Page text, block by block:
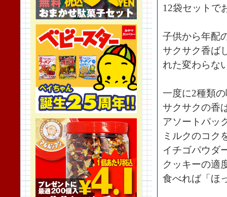
12袋セットで
子供から年配
サクサク香ば
れた変わらな
一度に2種類
サクサクの香
アソートパッ
ミルクのコク
イチゴパウダ
クッキーの適
食べれば「ほ